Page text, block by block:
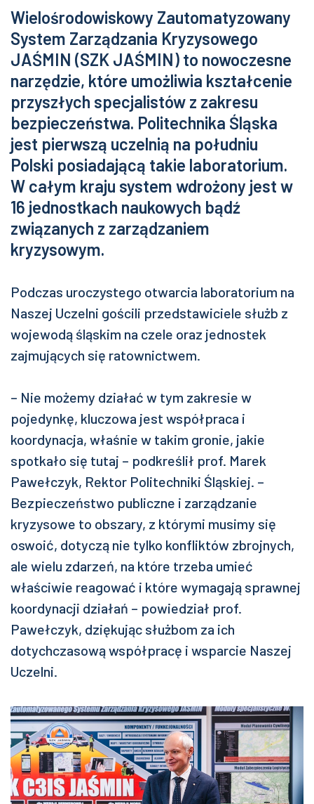
Wielośrodowiskowy Zautomatyzowany
System Zarządzania Kryzysowego
JAŚMIN (SZK JAŚMIN) to nowoczesne
narzędzie, które umożliwia kształcenie
przyszłych specjalistów z zakresu
bezpieczeństwa. Politechnika Śląska
jest pierwszą uczelnią na południu
Polski posiadającą takie laboratorium.
W całym kraju system wdrożony jest w
16 jednostkach naukowych bądź
związanych z zarządzaniem
kryzysowym.
Podczas uroczystego otwarcia laboratorium na
Naszej Uczelni gościli przedstawiciele służb z
wojewodą śląskim na czele oraz jednostek
zajmujących się ratownictwem.
– Nie możemy działać w tym zakresie w
pojedynkę, kluczowa jest współpraca i
koordynacja, właśnie w takim gronie, jakie
spotkało się tutaj – podkreślił prof. Marek
Pawełczyk, Rektor Politechniki Śląskiej. –
Bezpieczeństwo publiczne i zarządzanie
kryzysowe to obszary, z którymi musimy się
oswoić, dotyczą nie tylko konfliktów zbrojnych,
ale wielu zdarzeń, na które trzeba umieć
właściwie reagować i które wymagają sprawnej
koordynacji działań – powiedział prof.
Pawełczyk, dziękując służbom za ich
dotychczasową współpracę i wsparcie Naszej
Uczelni.